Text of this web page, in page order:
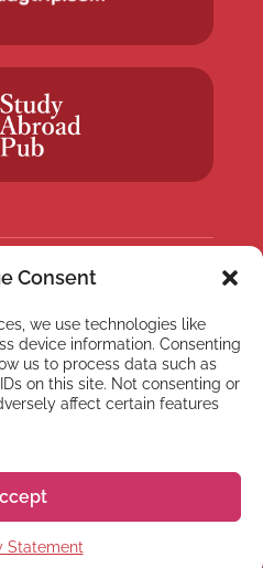
Consent
we use technologies like
device information. Consenting
us to process data such as
on this site. Not consenting or
affect certain features
Statement
a nuestra